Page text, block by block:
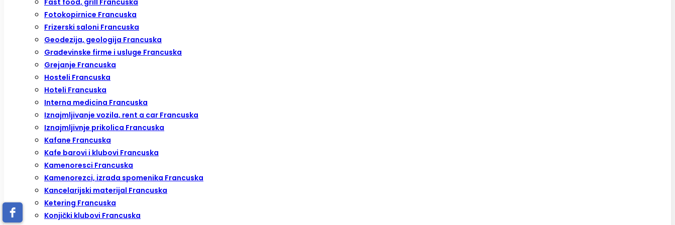
Fotokopirnice Francuska
Frizerski saloni Francuska
Geodezija, geologija Francuska
Građevinske firme i usluge Francuska
Grejanje Francuska
Hosteli Francuska
Hoteli Francuska
Interna medicina Francuska
Iznajmljivanje vozila, rent a car Francuska
Iznajmljivnje prikolica Francuska
Kafane Francuska
Kafe barovi i klubovi Francuska
Kamenoresci Francuska
Kamenorezci, izrada spomenika Francuska
Kancelarijski materijal Francuska
Ketering Francuska
Konjički klubovi Francuska